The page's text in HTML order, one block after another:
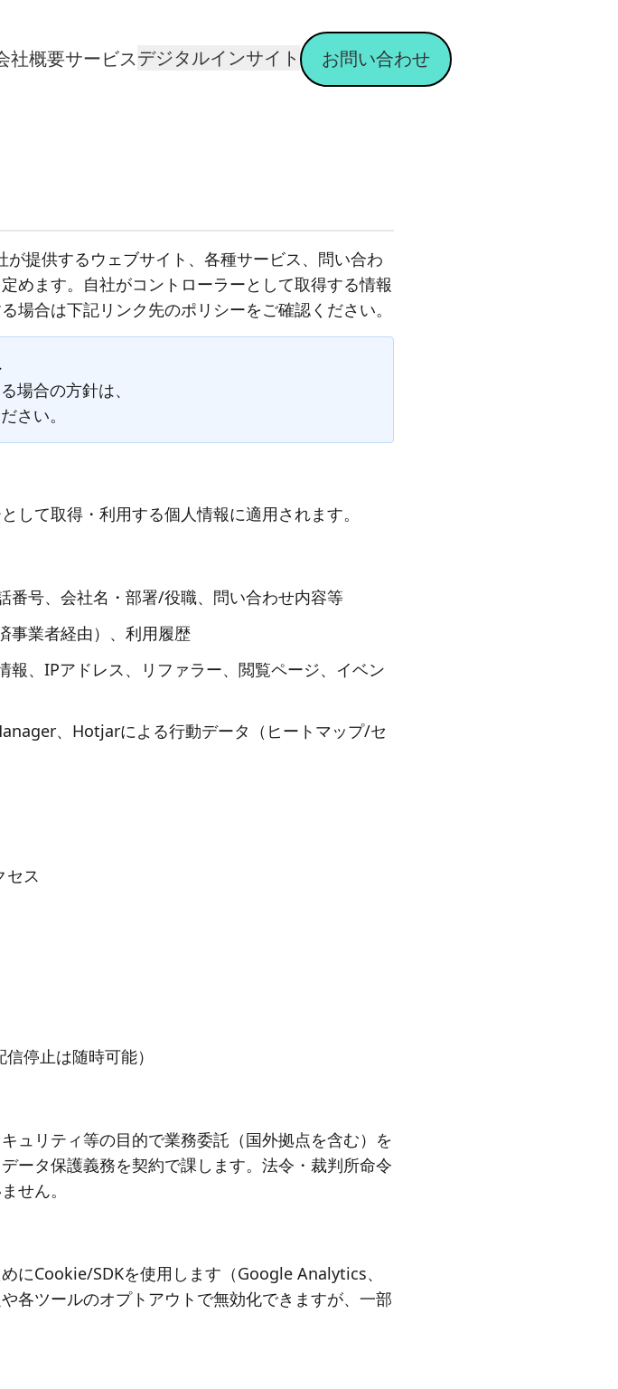
社概要サービスデジタルインサイト お問い合わせ
提供するウェブサイト、各種サービス、問い合わ
めます。自社がコントローラーとして取得する情報
場合は下記リンク先のポリシーをご確認ください。
場合の方針は、
さい。
して取得・利用する個人情報に適用されます。
番号、会社名・部署/役職、問い合わせ内容等
事業者経由）、利用履歴
報、IPアドレス、リファラー、閲覧ページ、イベン
、Hotjarによる行動データ（ヒートマップ/セ
セス
停止は随時可能）
ュリティ等の目的で業務委託（国外拠点を含む）を
ータ保護義務を契約で課します。法令・裁判所命令
せん。
にCookie/SDKを使用します（Google Analytics、
各ツールのオプトアウトで無効化できますが、一部